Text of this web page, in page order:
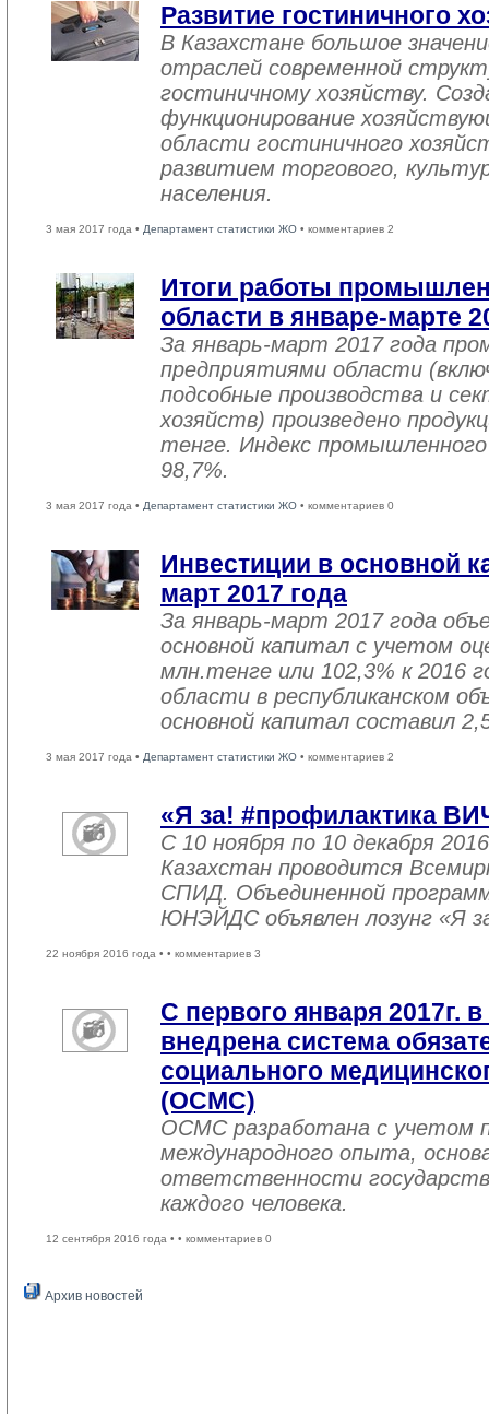
Развитие гостиничного
В Казахстане большое
отраслей современной
гостиничному хозяйству.
функционирование
области гостиничного
развитием торгового,
населения.
3 мая 2017 года • Департамент статистики ЖО • комментариев 2
Итоги работы
области в январе-марте
За январь-март 2017 года
предприятиями области
подсобные производства и
хозяйств) произведено
тенге. Индекс
98,7%.
3 мая 2017 года • Департамент статистики ЖО • комментариев 0
Инвестиции в основной
март 2017 года
За январь-март 2017 года
основной капитал с учетом
млн.тенге или 102,3% к 2016
области в республиканском
основной капитал составил
3 мая 2017 года • Департамент статистики ЖО • комментариев 2
«Я за! #профилактика
С 10 ноября по 10 декабря
Казахстан проводится
СПИД. Объединенной
ЮНЭЙДС объявлен лозунг «Я
22 ноября 2016 года • • комментариев 3
С первого января 2017г.
внедрена система
социального
(ОСМС)
ОСМС разработана с учетом
международного опыта,
ответственности
каждого человека.
12 сентября 2016 года • • комментариев 0
Архив новостей